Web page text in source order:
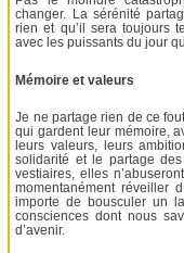
changer. La sérénité
rien et qu’il sera toujours
avec les puissants du jour
Mémoire et valeurs
Je ne partage rien de ce
qui gardent leur mémoire,
leurs valeurs, leurs
solidarité et le partage
vestiaires, elles
momentanément réveiller
importe de bousculer un
consciences dont nous
d’avenir.